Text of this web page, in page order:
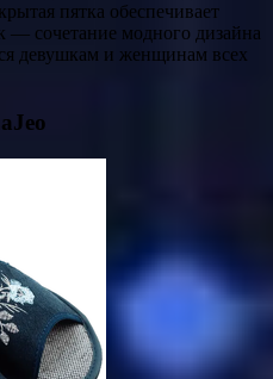
пятка обеспечивает
— сочетание модного дизайна
девушкам и женщинам всех